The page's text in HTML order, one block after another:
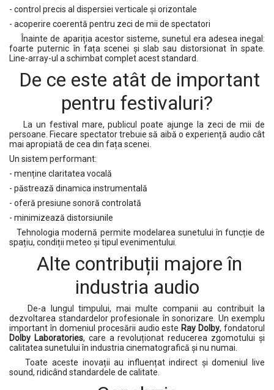
- control precis al dispersiei verticale și orizontale
- acoperire coerentă pentru zeci de mii de spectatori
Înainte de apariția acestor sisteme, sunetul era adesea inegal:
foarte puternic în fața scenei și slab sau distorsionat în spate.
Line-array-ul a schimbat complet acest standard.
De ce este atât de important
pentru festivaluri?
La un festival mare, publicul poate ajunge la zeci de mii de
persoane. Fiecare spectator trebuie să aibă o experiență audio cât
mai apropiată de cea din fața scenei.
Un sistem performant:
- menține claritatea vocală
- păstrează dinamica instrumentală
- oferă presiune sonoră controlată
- minimizează distorsiunile
Tehnologia modernă permite modelarea sunetului în funcție de
spațiu, condiții meteo și tipul evenimentului.
Alte contribuții majore în
industria audio
De-a lungul timpului, mai multe companii au contribuit la
dezvoltarea standardelor profesionale în sonorizare. Un exemplu
important în domeniul procesării audio este Ray Dolby, fondatorul
Dolby Laboratories, care a revoluționat reducerea zgomotului și
calitatea sunetului în industria cinematografică și nu numai.
Toate aceste inovații au influențat indirect și domeniul live
sound, ridicând standardele de calitate.